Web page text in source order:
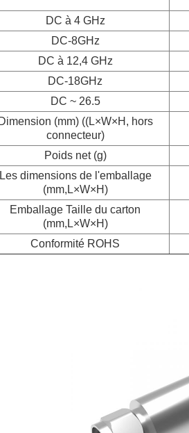
DC à 4 GHz
DC-8GHz
DC à 12,4 GHz
DC-18GHz
DC ~ 26.5
(mm) ((L×W×H, hors
connecteur)
Poids net (g)
dimensions de l'emballage
(mm,L×W×H)
Emballage Taille du carton
(mm,L×W×H)
Conformité ROHS